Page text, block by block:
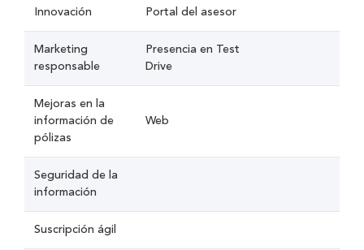
Innovación Portal del asesor
Marketing
responsable
Presencia en Test
Drive
Mejoras en la
información de
pólizas
Web
Seguridad de la
información
Suscripción ágil